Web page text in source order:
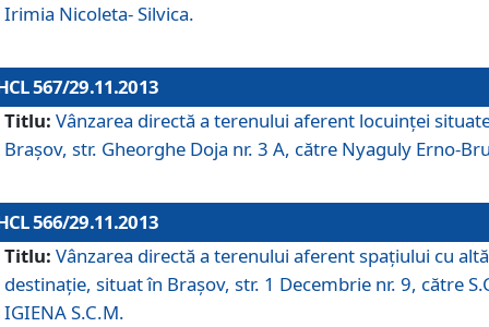
Irimia Nicoleta- Silvica.
567/29.11.2013
Titlu: Vânzarea directă a terenului aferent locuinţei
Braşov, str. Gheorghe Doja nr. 3 A, către Nyaguly Erno-
566/29.11.2013
Titlu: Vânzarea directă a terenului aferent spaţiului cu altă
destinaţie, situat în Braşov, str. 1 Decembrie nr. 9, către
IGIENA S.C.M.